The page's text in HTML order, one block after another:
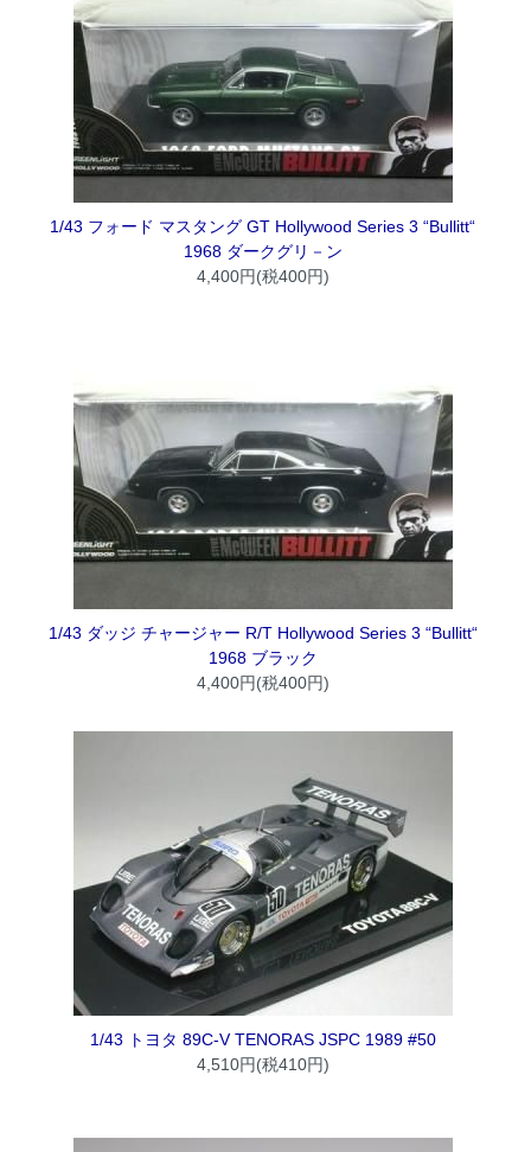
1/43 フォード マスタング GT Hollywood Series 3 “Bullitt“
1968 ダークグリ－ン
4,400円(税400円)
1/43 ダッジ チャージャー R/T Hollywood Series 3 “Bullitt“
1968 ブラック
4,400円(税400円)
1/43 トヨタ 89C-V TENORAS JSPC 1989 #50
4,510円(税410円)